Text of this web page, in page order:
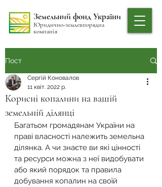
Земельний фонд України
Юридично-землевпорядна
компанія
Пост
Корисні копалини на вашій
земельній ділянці
Сергій Коновалов
11 квіт. 2022 р.
Багатьом громадянам України на
праві власності належить земельна
ділянка. А чи знаєте ви які цінності
та ресурси можна з неї видобувати
або який порядок та правила
добування копалин на своїй